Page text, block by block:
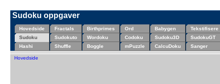
Sudoku oppgaver
Hovedside Fractals Birthprimes Ord Babygen
Tekstifisere
Sudoku
Sudokuto Wordoku Codoku Sudoku3D
SudokuGT
Hashi
Shuffle Boggle mPuzzle CalcuDoku Sanger
Hovedside